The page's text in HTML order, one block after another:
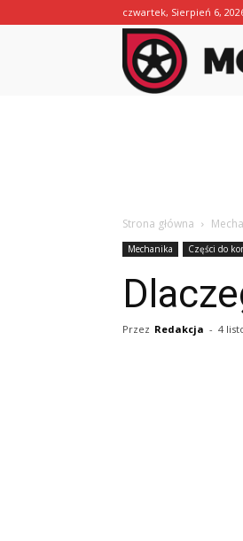
czwartek, Sierpień 6,
Strona główna
Mechanika Części do
Przez Redakcja - 4